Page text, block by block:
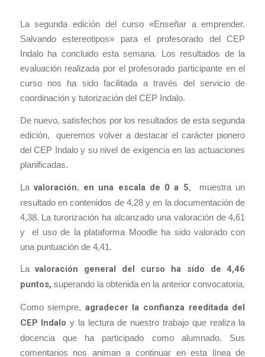
La segunda edición del curso «Enseñar a emprender.
Salvando estereotipos» para el profesorado del CEP
Indalo ha concluido esta semana. Los resultados de la
evaluación realizada por el profesorado participante en el
curso nos ha sido facilitada a través del servicio de
coordinación y tutorización del CEP Indalo.
De nuevo, satisfechos por los resultados de esta segunda
edición, queremos volver a destacar el carácter pionero
del CEP Indalo y su nivel de exigencia en las actuaciones
planificadas.
Lavaloración, en una escala de 0 a 5, muestra un
resultado en contenidos de 4,28 y en la documentación de
4,38. La turorización ha alcanzado una valoración de 4,61
y el uso de la plataforma Moodle ha sido valorado con
una puntuación de 4,41.
Lavaloración general del curso ha sido de 4,46
puntos, superando la obtenida en la anterior convocatoria.
Como siempre, agradecer la confianza reeditada del
CEP Indalo y la lectura de nuestro trabajo que realiza la
docencia que ha participado como alumnado. Sus
comentarios nos animan a continuar en esta línea de